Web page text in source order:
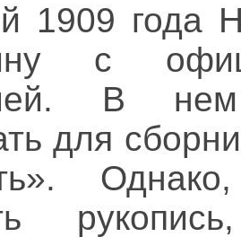
1909 года
с
В нем
для